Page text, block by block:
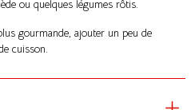
ou quelques légumes rôtis.
gourmande, ajouter un peu de
cuisson.